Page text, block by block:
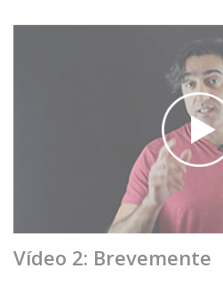
Vídeo 2: Brevemente